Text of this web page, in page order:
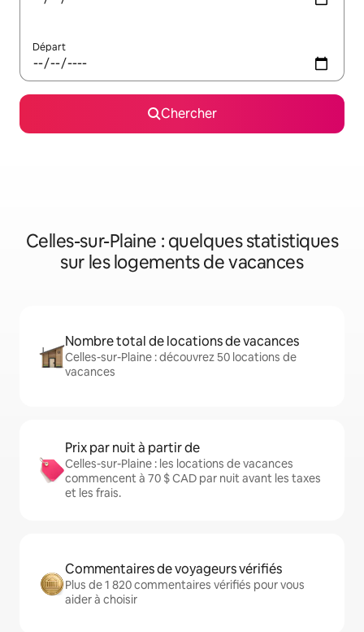
Départ
Chercher
Celles-sur-Plaine : quelques statistiques
sur les logements de vacances
Nombre total de locations de vacances
Celles-sur-Plaine : découvrez 50 locations de
vacances
Prix par nuit à partir de
Celles-sur-Plaine : les locations de vacances
commencent à 70 $ CAD par nuit avant les taxes
et les frais.
Commentaires de voyageurs vérifiés
Plus de 1 820 commentaires vérifiés pour vous
aider à choisir